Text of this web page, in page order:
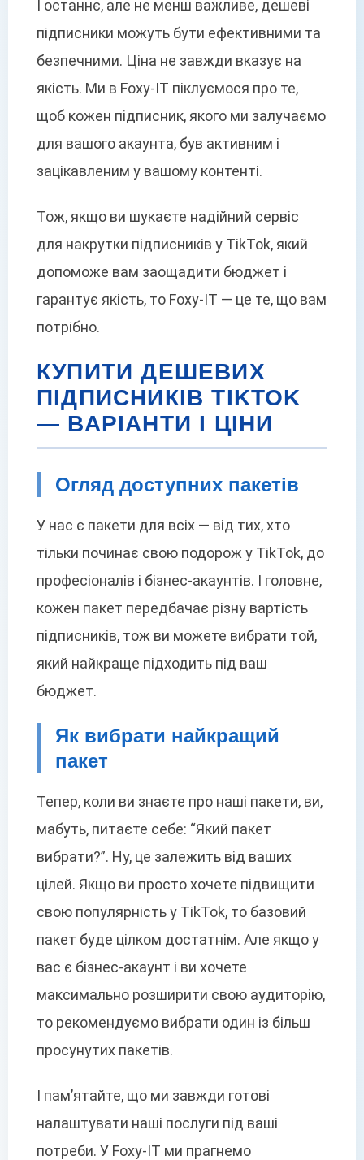
І останнє, але не менш важливе, дешеві
підписники можуть бути ефективними та
безпечними. Ціна не завжди вказує на
якість. Ми в Foxy-IT піклуємося про те,
щоб кожен підписник, якого ми залучаємо
для вашого акаунта, був активним і
зацікавленим у вашому контенті.
Тож, якщо ви шукаєте надійний сервіс
для накрутки підписників у TikTok, який
допоможе вам заощадити бюджет і
гарантує якість, то Foxy-IT — це те, що вам
потрібно.
КУПИТИ ДЕШЕВИХ
ПІДПИСНИКІВ TIKTOK
— ВАРІАНТИ І ЦІНИ
Огляд доступних пакетів
У нас є пакети для всіх — від тих, хто
тільки починає свою подорож у TikTok, до
професіоналів і бізнес-акаунтів. І головне,
кожен пакет передбачає різну вартість
підписників, тож ви можете вибрати той,
який найкраще підходить під ваш
бюджет.
Як вибрати найкращий
пакет
Тепер, коли ви знаєте про наші пакети, ви,
мабуть, питаєте себе: “Який пакет
вибрати?”. Ну, це залежить від ваших
цілей. Якщо ви просто хочете підвищити
свою популярність у TikTok, то базовий
пакет буде цілком достатнім. Але якщо у
вас є бізнес-акаунт і ви хочете
максимально розширити свою аудиторію,
то рекомендуємо вибрати один із більш
просунутих пакетів.
І пам’ятайте, що ми завжди готові
налаштувати наші послуги під ваші
потреби. У Foxy-IT ми прагнемо